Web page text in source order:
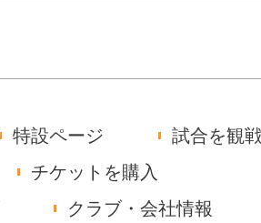
特設ページ
試合を観
チケットを購入
クラブ・会社情報